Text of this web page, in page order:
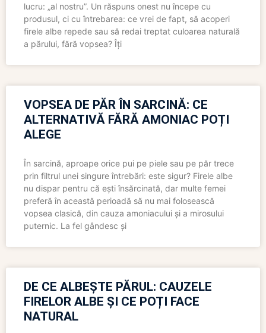
lucru: „al nostru”. Un răspuns onest nu începe cu
produsul, ci cu întrebarea: ce vrei de fapt, să acoperi
firele albe repede sau să redai treptat culoarea naturală
a părului, fără vopsea? Îți
VOPSEA DE PĂR ÎN SARCINĂ: CE
ALTERNATIVĂ FĂRĂ AMONIAC POȚI
ALEGE
În sarcină, aproape orice pui pe piele sau pe păr trece
prin filtrul unei singure întrebări: este sigur? Firele albe
nu dispar pentru că ești însărcinată, dar multe femei
preferă în această perioadă să nu mai folosească
vopsea clasică, din cauza amoniacului și a mirosului
puternic. La fel gândesc și
DE CE ALBEȘTE PĂRUL: CAUZELE
FIRELOR ALBE ȘI CE POȚI FACE
NATURAL